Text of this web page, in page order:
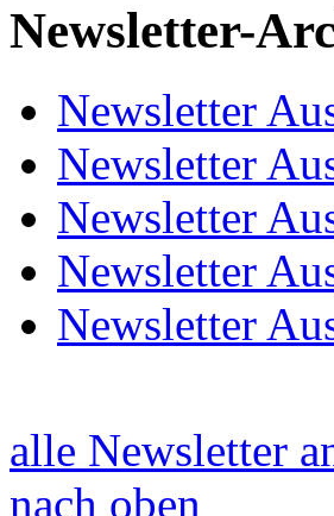
Newsletter-
Newsletter
Newsletter
Newsletter
Newsletter
Newsletter
alle Newsletter
nach oben